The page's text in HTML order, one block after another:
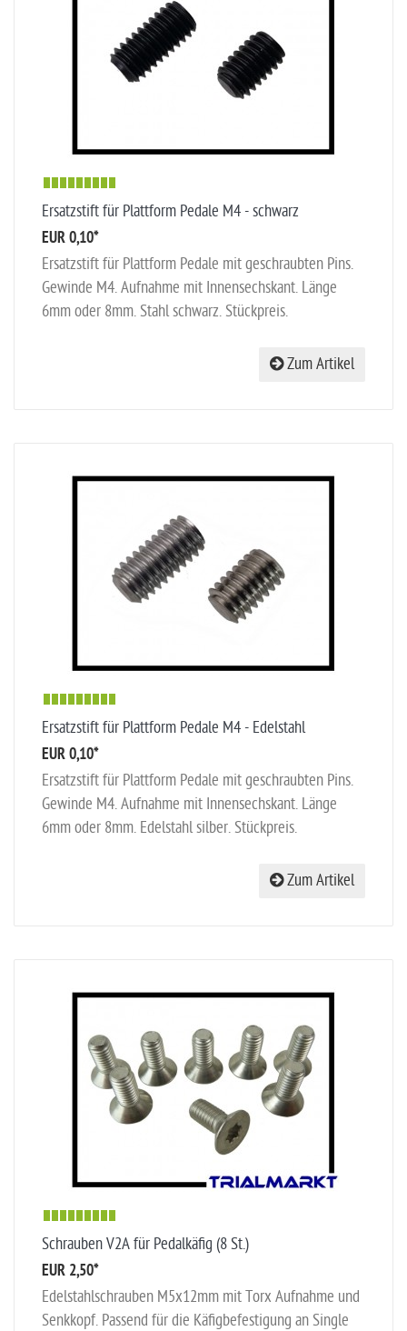
Ersatzstift für Plattform Pedale M4 - schwarz
EUR 0,10*
Ersatzstift für Plattform Pedale mit geschraubten Pins.
Gewinde M4. Aufnahme mit Innensechskant. Länge
6mm oder 8mm. Stahl schwarz. Stückpreis.
Zum Artikel
Ersatzstift für Plattform Pedale M4 - Edelstahl
EUR 0,10*
Ersatzstift für Plattform Pedale mit geschraubten Pins.
Gewinde M4. Aufnahme mit Innensechskant. Länge
6mm oder 8mm. Edelstahl silber. Stückpreis.
Zum Artikel
Schrauben V2A für Pedalkäfig (8 St.)
EUR 2,50*
Edelstahlschrauben M5x12mm mit Torx Aufnahme und
Senkkopf. Passend für die Käfigbefestigung an Single